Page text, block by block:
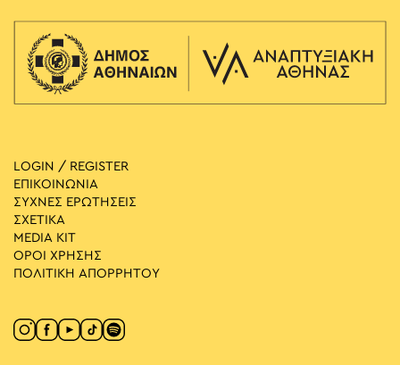
LOGIN / REGISTER
ΕΠΙΚΟΙΝΩΝΙΑ
ΣΥΧΝΕΣ ΕΡΩΤΗΣΕΙΣ
ΣΧΕΤΙΚΑ
MEDIA ΚIT
ΟΡΟΙ ΧΡΗΣΗΣ
ΠΟΛΙΤΙΚΗ ΑΠΟΡΡΗΤΟΥ